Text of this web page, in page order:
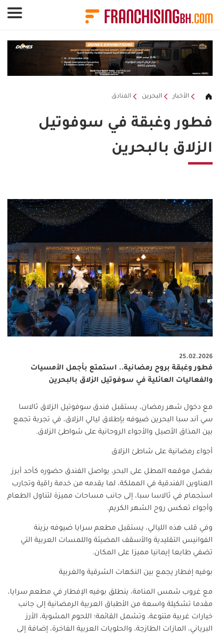
الأخبار البحرين الفنادق
فطور وغبقة في سوفوتيل
الزلاق بالبحرين
25.02.2026
فطور وغبقة بروح رمضانية.. استمتع بأجمل الأمسيات
والفعاليات العائلية في سوفوتيل الزلاق بالبحرين
مع دخول شهر رمضان، يستقبل فندق سوفوتيل الزلاق ثالاسا
سي آند سبا البحرين ضيوفه بإطلاق ليالي الزلاق، في تجربة تجمع
بين المذاق الأصيل والأجواء الروحانية على شواطئ الزلاق.
أجواء رمضانية على شاطئ الزلاق
بفضل موقعه المطل على البحر، يواصل الفندق حضوره كأحد أبرز
العناوين الفندقية في المملكة، لما يقدمه من خدمة راقية وتجارب
استجمام في ثالاسا سبا، إلى جانب مساحات مميزة لتناول الطعام
وأجواء تعكس روح الشهر الكريم.
وفي قلب هذه الليالي، يستقبل مطعم سرايا ضيوفه بزينة
الفوانيس التقليدية والأسقف المضيئة واللمسات العربية التي
تضفي طابعا إيمانيا مميزا على المكان.
بوفيه إفطار يجمع بين النكهات الشرقية والغربية
مع غروب شمس المنامة، ينطلق بوفيه الإفطار في مطعم سرايا،
مقدما تشكيلة واسعة من الأطباق العربية الرمضانية إلى جانب
خيارات غربية متنوعة، وتشمل القائمة؛ اللحوم المشوية، الأرز
البرياني، المازات الطازجة، والحلويات العربية الفاخرة، إضافة إلى
لوحة إدارة ملفات تعريف الارتباط